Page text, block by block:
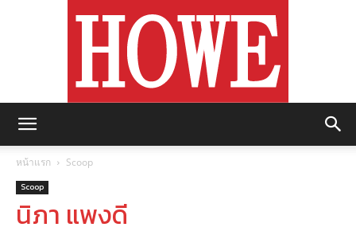
หน้าแรก Scoop
Scoop
นิภา แพงดี